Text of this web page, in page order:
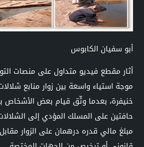
أبو سفيان الكابوس
أثار مقطع فيديو متداول على منصات
موجة استياء واسعة بين زوار منابع
خنيفرة، بعدما وثّق قيام بعض
حافتين على المسلك المؤدي إلى
مبلغ مالي قدره درهمان على الزوار